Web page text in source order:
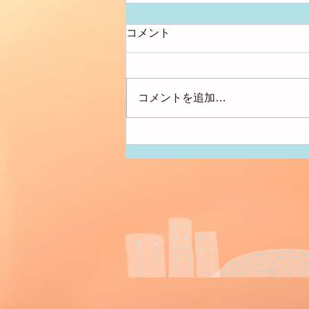
大きさ比べ
コメント
コメントを追加…